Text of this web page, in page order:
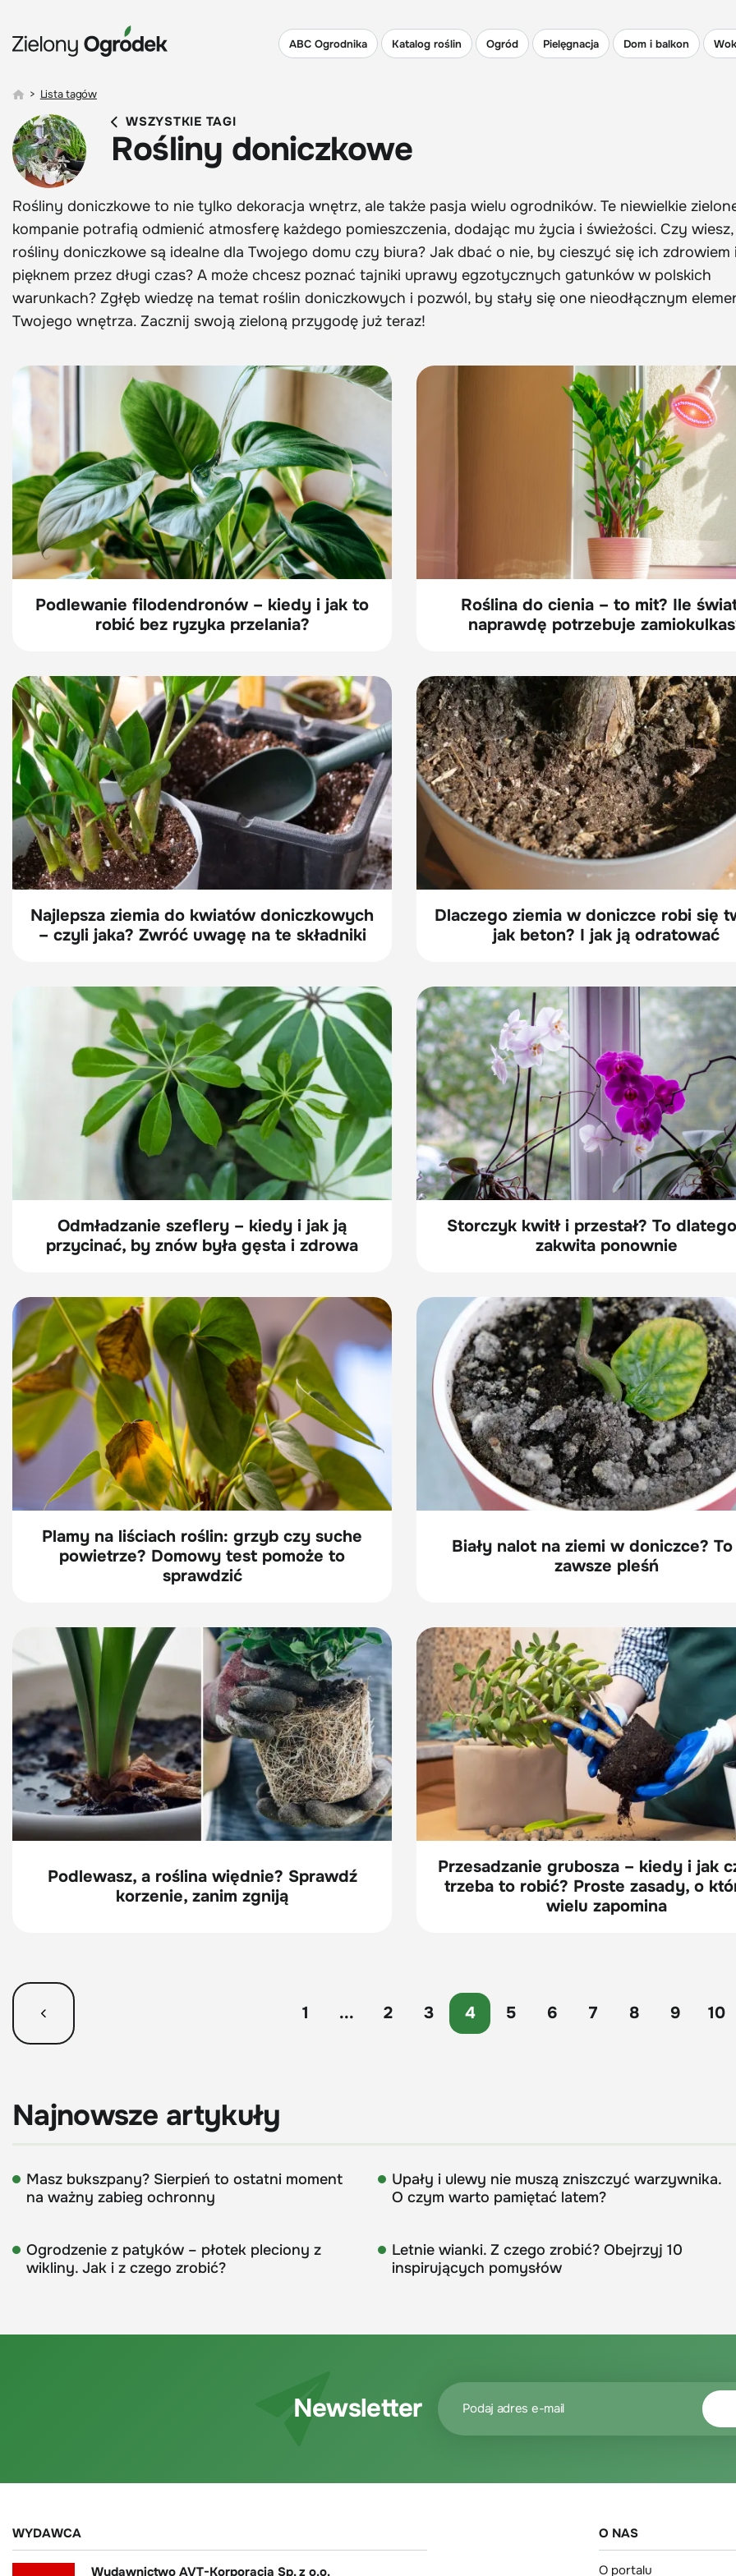
ABC Ogrodnika Katalog roślin Ogród Pielęgnacja Dom i balkon
> Lista tagów
WSZYSTKIE TAGI
Rośliny doniczkowe
Rośliny doniczkowe to nie tylko dekoracja wnętrz, ale także pasja wielu ogrodników. Te niewielkie
kompanie potrafią odmienić atmosferę każdego pomieszczenia, dodając mu życia i świeżości. Czy
rośliny doniczkowe są idealne dla Twojego domu czy biura? Jak dbać o nie, by cieszyć się ich zdrowiem
pięknem przez długi czas? A może chcesz poznać tajniki uprawy egzotycznych gatunków w polskich
warunkach? Zgłęb wiedzę na temat roślin doniczkowych i pozwól, by stały się one nieodłącznym
Twojego wnętrza. Zacznij swoją zieloną przygodę już teraz!
Podlewanie filodendronów – kiedy i jak to
robić bez ryzyka przelania?
Roślina do cienia – to mit? Ile
naprawdę potrzebuje
Najlepsza ziemia do kwiatów doniczkowych
– czyli jaka? Zwróć uwagę na te składniki
Dlaczego ziemia w doniczce robi się
jak beton? I jak ją odratować
Odmładzanie szeflery – kiedy i jak ją
przycinać, by znów była gęsta i zdrowa
Storczyk kwitł i przestał? To
zakwita ponownie
Plamy na liściach roślin: grzyb czy suche
powietrze? Domowy test pomoże to
sprawdzić
Biały nalot na ziemi w doniczce?
zawsze pleśń
Podlewasz, a roślina więdnie? Sprawdź
korzenie, zanim zgniją
Przesadzanie grubosza – kiedy i jak
trzeba to robić? Proste zasady, o
wielu zapomina
1 ... 2 3 4 5 6 7 8 9 10
Najnowsze artykuły
Masz bukszpany? Sierpień to ostatni moment
na ważny zabieg ochronny
Upały i ulewy nie muszą zniszczyć warzywnika.
O czym warto pamiętać latem?
Ogrodzenie z patyków – płotek pleciony z
wikliny. Jak i z czego zrobić?
Letnie wianki. Z czego zrobić? Obejrzyj 10
inspirujących pomysłów
Newsletter
WYDAWCA
Wydawnictwo AVT-Korporacja Sp. z o.o.
O NAS
O portalu